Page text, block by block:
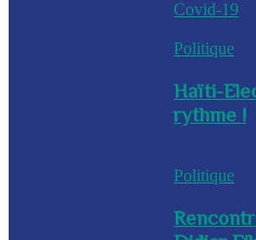
Covid-19
Politique
Haïti-
rythme !
Politique